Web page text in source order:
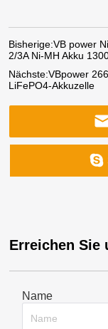
Bisherige:VB power
2/3A Ni-MH Akku
Nächste:VBpower
LiFePO4-Akkuzelle
Erreichen Sie
Name